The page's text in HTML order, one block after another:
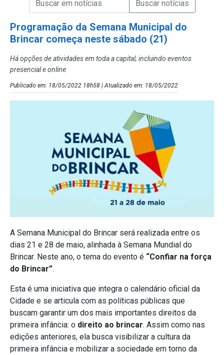
Programação da Semana Municipal do
Brincar começa neste sábado (21)
Há opções de atividades em toda a capital, incluindo eventos
presencial e online
Publicado em: 18/05/2022 18h58 | Atualizado em: 18/05/2022
A Semana Municipal do Brincar será realizada entre os
dias 21 e 28 de maio, alinhada à Semana Mundial do
Brincar. Neste ano, o tema do evento é “Confiar na força
do Brincar”.
Esta é uma iniciativa que integra o calendário oficial da
Cidade e se articula com as políticas públicas que
buscam garantir um dos mais importantes direitos da
primeira infância: o direito ao brincar. Assim como nas
edições anteriores, ela busca visibilizar a cultura da
primeira infância e mobilizar a sociedade em torno da